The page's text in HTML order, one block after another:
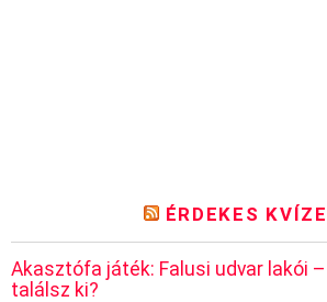
ÉRDEKES
Akasztófa játék: Falusi udvar lakói
találsz ki?